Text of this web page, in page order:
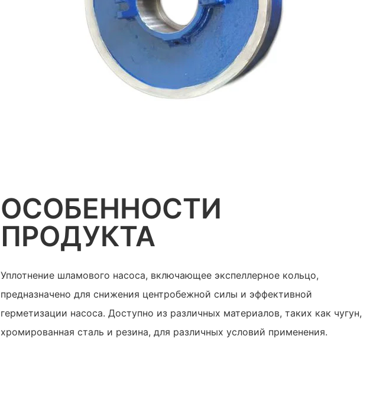
ОСОБЕННОСТИ
ПРОДУКТА
Уплотнение шламового насоса, включающее экспеллерное кольцо,
предназначено для снижения центробежной силы и эффективной
герметизации насоса. Доступно из различных материалов, таких как чугун,
хромированная сталь и резина, для различных условий применения.